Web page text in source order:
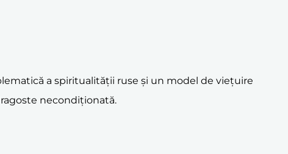
a spiritualității ruse și un model de viețuire
necondiționată.